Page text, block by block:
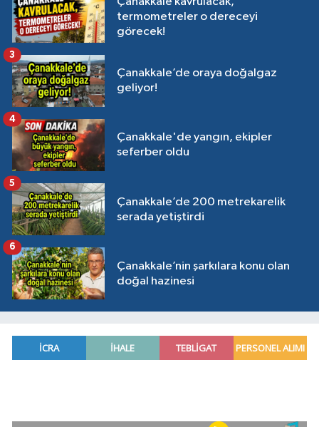
termometreler o dereceyi
görecek!
Çanakkale’de oraya doğalgaz
geliyor!
3
Çanakkale'de yangın, ekipler
seferber oldu
4
Çanakkale’de 200 metrekarelik
serada yetiştirdi
5
Çanakkale’nin şarkılara konu olan
doğal hazinesi
6